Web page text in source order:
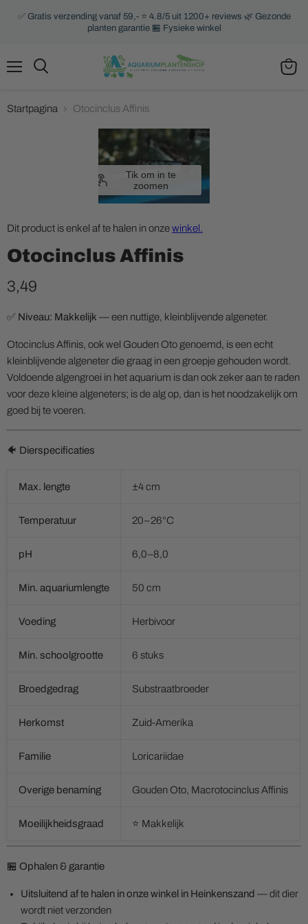
✅ Gratis verzending vanaf 59,- ⭐ 4.8/5 uit 1200+ reviews 🌿 Gezonde
planten garantie 🏪 Fysieke winkel
Startpagina Otocinclus Affinis
Tik om in te
zoomen
Dit product is enkel af te halen in onzewinkel.
Otocinclus Affinis
3,49
✅ Niveau: Makkelijk — een nuttige, kleinblijvende algeneter.
Otocinclus Affinis, ook wel Gouden Oto genoemd, is een echt
kleinblijvende algeneter die graag in een groepje gehouden wordt.
Voldoende algengroei in het aquarium is dan ook zeker aan te raden
voor deze kleine algeneters; is de alg op, dan is het noodzakelijk om
goed bij te voeren.
🐠 Dierspecificaties
Max. lengte ±4 cm
Temperatuur 20–26°C
pH 6,0–8,0
Min. aquariumlengte 50 cm
Voeding Herbivoor
Min. schoolgrootte 6 stuks
Broedgedrag Substraatbroeder
Herkomst Zuid-Amerika
Familie Loricariidae
Overige benaming Gouden Oto, Macrotocinclus Affinis
Moeilijkheidsgraad ⭐ Makkelijk
🏪 Ophalen & garantie
Uitsluitend af te halen in onze winkel in Heinkenszand — dit dier
wordt niet verzonden